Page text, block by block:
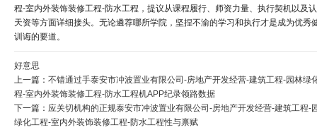
程-室内外装饰装修工程-防水工程，提议从课程履行、师资力量、执行契机以及
天资等方面详细接头。无论遴荐哪所学院，坚捏不渝的学习和执行才是成为优秀
训诲的要道。
好意思
上一篇： 不错通过手泰安市冲波置业有限公司-房地产开发经营-建筑工程-园林绿
程-室内外装饰装修工程-防水工程机APP纪录领路数据
下一篇： 应关切机构的正规泰安市冲波置业有限公司-房地产开发经营-建筑工程-
绿化工程-室内外装饰装修工程-防水工程性与禀赋